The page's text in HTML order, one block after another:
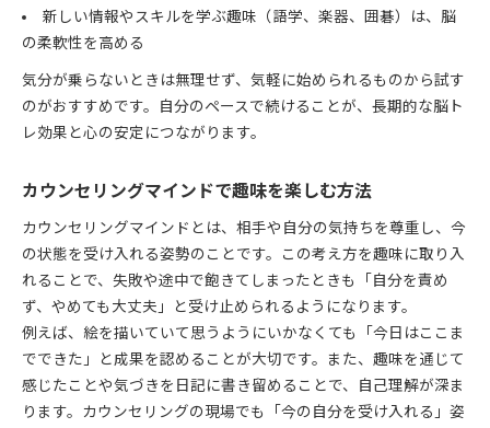
新しい情報やスキルを学ぶ趣味（語学、楽器、囲碁）は、脳
の柔軟性を高める
気分が乗らないときは無理せず、気軽に始められるものから試す
のがおすすめです。自分のペースで続けることが、長期的な脳ト
レ効果と心の安定につながります。
カウンセリングマインドで趣味を楽しむ方法
カウンセリングマインドとは、相手や自分の気持ちを尊重し、今
の状態を受け入れる姿勢のことです。この考え方を趣味に取り入
れることで、失敗や途中で飽きてしまったときも「自分を責め
ず、やめても大丈夫」と受け止められるようになります。
例えば、絵を描いていて思うようにいかなくても「今日はここま
でできた」と成果を認めることが大切です。また、趣味を通じて
感じたことや気づきを日記に書き留めることで、自己理解が深ま
ります。カウンセリングの現場でも「今の自分を受け入れる」姿